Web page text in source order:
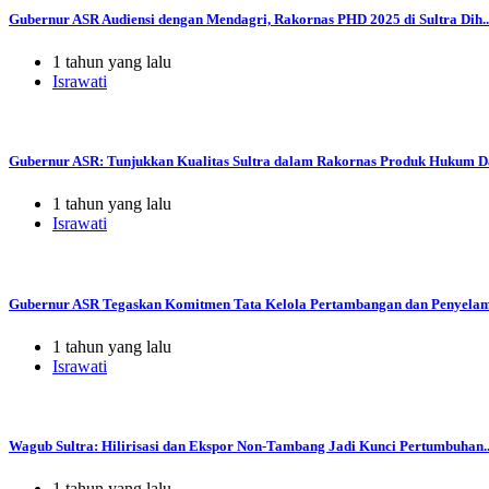
Gubernur ASR Audiensi dengan Mendagri, Rakornas PHD 2025 di Sultra
1 tahun yang lalu
Israwati
Gubernur ASR: Tunjukkan Kualitas Sultra dalam Rakornas Produk Hukum
1 tahun yang lalu
Israwati
Gubernur ASR Tegaskan Komitmen Tata Kelola Pertambangan dan
1 tahun yang lalu
Israwati
Wagub Sultra: Hilirisasi dan Ekspor Non-Tambang Jadi Kunci